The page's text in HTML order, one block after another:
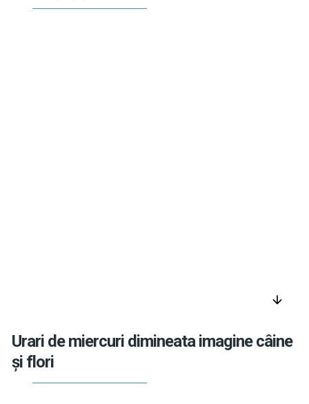
arrow_downward
Urari de miercuri dimineata imagine câine
și flori